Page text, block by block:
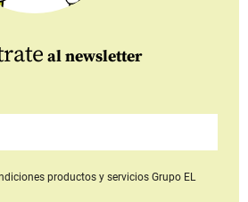
al newsletter
productos y serviciosGrupo EL